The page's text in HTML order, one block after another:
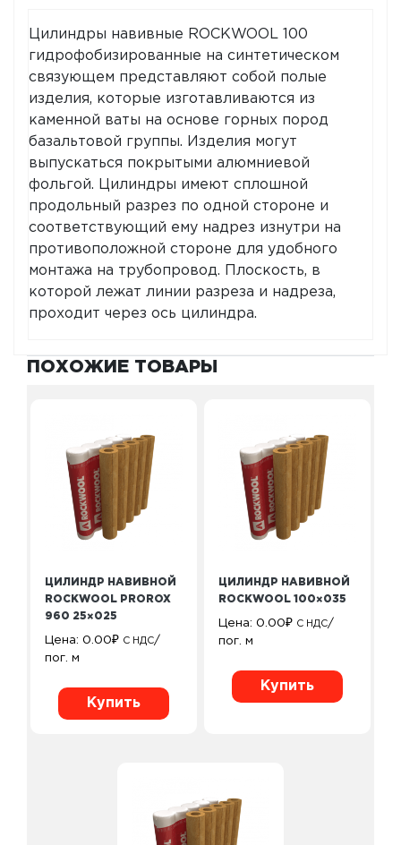
Цилиндры навивные ROCKWOOL 100
гидрофобизированные на синтетическом
связующем представляют собой полые
изделия, которые изготавливаются из
каменной ваты на основе горных пород
базальтовой группы. Изделия могут
выпускаться покрытыми алюмниевой
фольгой. Цилиндры имеют сплошной
продольный разрез по одной стороне и
соответствующий ему надрез изнутри на
противоположной стороне для удобного
монтажа на трубопровод. Плоскость, в
которой лежат линии разреза и надреза,
проходит через ось цилиндра.
ПОХОЖИЕ ТОВАРЫ
ЦИЛИНДР НАВИВНОЙ
ROCKWOOL PROROX
960 25×025
Цена: 0.00₽ С НДС/
пог. м
Купить
ЦИЛИНДР НАВИВНОЙ
ROCKWOOL 100×035
Цена: 0.00₽ С НДС/
пог. м
Купить